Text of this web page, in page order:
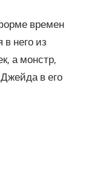
времен
него из
а монстр,
в его